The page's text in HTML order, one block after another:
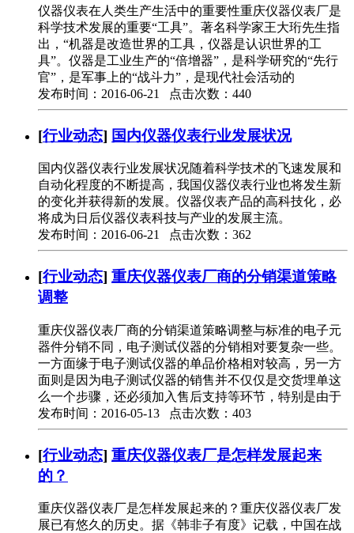
仪器仪表在人类生产生活中的重要性重庆仪器仪表厂是
科学技术发展的重要“工具”。著名科学家王大珩先生指
出，“机器是改造世界的工具，仪器是认识世界的工
具”。仪器是工业生产的“倍增器”，是科学研究的“先行
官”，是军事上的“战斗力”，是现代社会活动的
发布时间：2016-06-21 点击次数：440
[行业动态] 国内仪器仪表行业发展状况
国内仪器仪表行业发展状况随着科学技术的飞速发展和
自动化程度的不断提高，我国仪器仪表行业也将发生新
的变化并获得新的发展。仪器仪表产品的高科技化，必
将成为日后仪器仪表科技与产业的发展主流。
发布时间：2016-06-21 点击次数：362
[行业动态] 重庆仪器仪表厂商的分销渠道策略
调整
重庆仪器仪表厂商的分销渠道策略调整与标准的电子元
器件分销不同，电子测试仪器的分销相对要复杂一些。
一方面缘于电子测试仪器的单品价格相对较高，另一方
面则是因为电子测试仪器的销售并不仅仅是交货埋单这
么一个步骤，还必须加入售后支持等环节，特别是由于
发布时间：2016-05-13 点击次数：403
[行业动态] 重庆仪器仪表厂是怎样发展起来
的？
重庆仪器仪表厂是怎样发展起来的？重庆仪器仪表厂发
展已有悠久的历史。据《韩非子有度》记载，中国在战